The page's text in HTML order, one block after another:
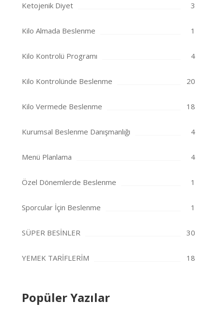
Ketojenik Diyet 3
Kilo Almada Beslenme 1
Kilo Kontrolü Programı 4
Kilo Kontrolünde Beslenme 20
Kilo Vermede Beslenme 18
Kurumsal Beslenme Danışmanlığı 4
Menü Planlama 4
Özel Dönemlerde Beslenme 1
Sporcular İçin Beslenme 1
SÜPER BESİNLER 30
YEMEK TARİFLERİM 18
Popüler Yazılar